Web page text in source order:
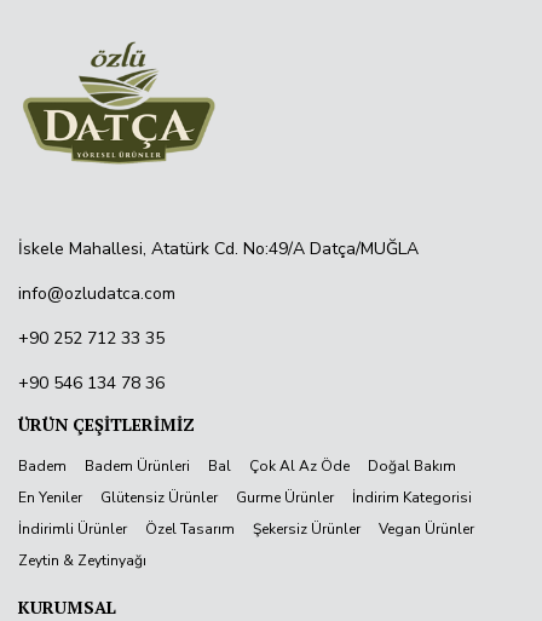
İskele Mahallesi, Atatürk Cd. No:49/A Datça/MUĞLA
info@ozludatca.com
+90 252 712 33 35
+90 546 134 78 36
ÜRÜN ÇEŞİTLERİMİZ
Badem Badem Ürünleri Bal Çok Al Az Öde
Doğal Bakım
En Yeniler
Glütensiz Ürünler Gurme Ürünler
İndirim Kategorisi
İndirimli Ürünler
Özel Tasarım Şekersiz Ürünler
Vegan Ürünler
Zeytin & Zeytinyağı
KURUMSAL